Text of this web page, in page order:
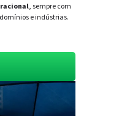
, sempre com
e indústrias.